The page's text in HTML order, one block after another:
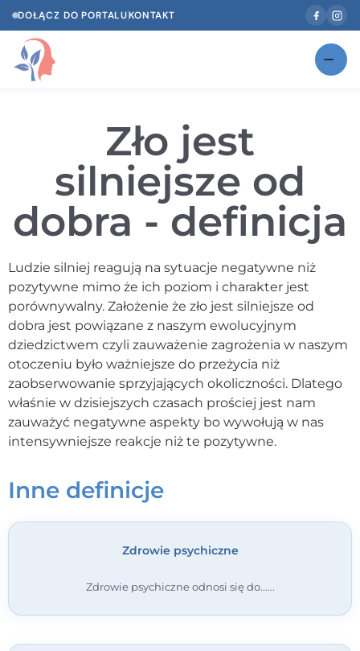
DOŁĄCZ DO PORTALUKONTAKT
Według specjalizacji
Psycholog w Twoim języku
Testy psychologiczne
Dawka wiedzy
Dla specjalistów
Kontakt
Dołącz do portalu
Zło jest
silniejsze od
dobra - definicja
Ludzie silniej reagują na sytuacje negatywne niż
pozytywne mimo że ich poziom i charakter jest
porównywalny. Założenie że zło jest silniejsze od
dobra jest powiązane z naszym ewolucyjnym
dziedzictwem czyli zauważenie zagrożenia w naszym
otoczeniu było ważniejsze do przeżycia niż
zaobserwowanie sprzyjających okoliczności. Dlatego
właśnie w dzisiejszych czasach prościej jest nam
zauważyć negatywne aspekty bo wywołują w nas
intensywniejsze reakcje niż te pozytywne.
Inne definicje
Zdrowie psychiczne
Zdrowie psychiczne odnosi się do...